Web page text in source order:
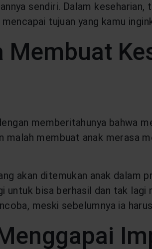
sendiri. Dalam keseharian,
tujuan yang kamu
memberitahunya bahwa
membuat anak merasa
akan ditemukan anak dalam
bisa berhasil dan tak lagi
meski sebelumnya ia